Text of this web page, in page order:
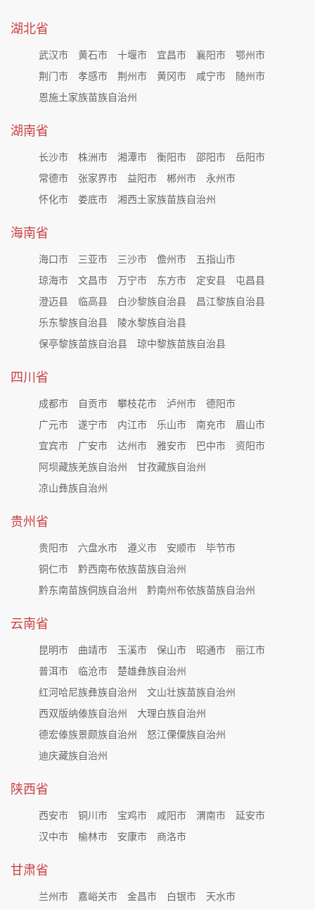
湖北省
武汉市 黄石市 十堰市 宜昌市 襄阳市
鄂州市
荆门市
孝感市 荆州市 黄冈市 咸宁市
随州市
恩施土家族苗族自治州
湖南省
长沙市 株洲市 湘潭市 衡阳市 邵阳市
岳阳市
常德市
张家界市 益阳市 郴州市
永州市
怀化市
娄底市 湘西土家族苗族自治州
海南省
海口市 三亚市 三沙市 儋州市
五指山市
琼海市
文昌市 万宁市 东方市 定安县
屯昌县
澄迈县
临高县 白沙黎族自治县
昌江黎族自治县
乐东黎族自治县
陵水黎族自治县
保亭黎族苗族自治县
琼中黎族苗族自治县
四川省
成都市 自贡市 攀枝花市 泸州市
德阳市
广元市
遂宁市 内江市 乐山市 南充市
眉山市
宜宾市
广安市 达州市 雅安市 巴中市
资阳市
阿坝藏族羌族自治州
甘孜藏族自治州
凉山彝族自治州
贵州省
贵阳市 六盘水市 遵义市 安顺市
毕节市
铜仁市
黔西南布依族苗族自治州
黔东南苗族侗族自治州
黔南州布依族苗族自治州
云南省
昆明市 曲靖市 玉溪市 保山市 昭通市
丽江市
普洱市
临沧市
楚雄彝族自治州
红河哈尼族彝族自治州
文山壮族苗族自治州
西双版纳傣族自治州
大理白族自治州
德宏傣族景颇族自治州
怒江傈僳族自治州
迪庆藏族自治州
陕西省
西安市 铜川市 宝鸡市 咸阳市 渭南市
延安市
汉中市
榆林市 安康市 商洛市
甘肃省
兰州市 嘉峪关市 金昌市 白银市
天水市